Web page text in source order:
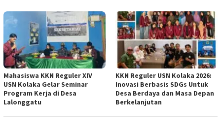
Mahasiswa KKN Reguler XIV
USN Kolaka Gelar Seminar
Program Kerja di Desa
Lalonggatu
KKN Reguler USN Kolaka 2026:
Inovasi Berbasis SDGs Untuk
Desa Berdaya dan Masa Depan
Berkelanjutan